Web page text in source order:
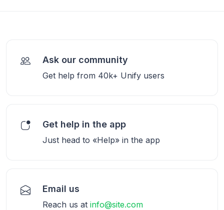
Ask our community
Get help from 40k+ Unify users
Get help in the app
Just head to «Help» in the app
Email us
Reach us at info@site.com